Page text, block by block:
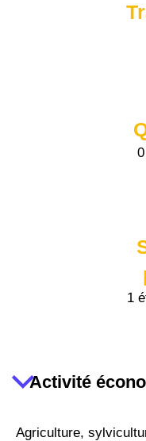
1
Activité
Agriculture,